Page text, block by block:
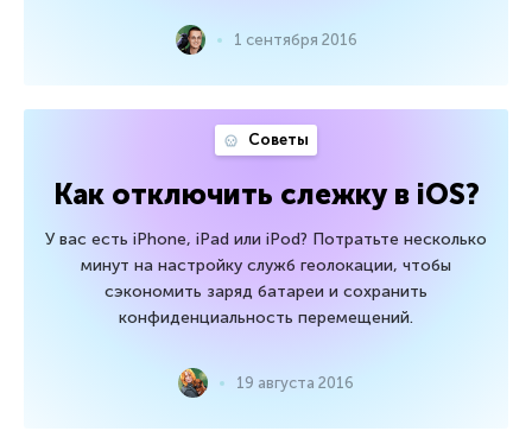
1 сентября 2016
Советы
Как отключить слежку в iOS?
У вас есть iPhone, iPad или iPod? Потратьте несколько
минут на настройку служб геолокации, чтобы
сэкономить заряд батареи и сохранить
конфиденциальность перемещений.
19 августа 2016